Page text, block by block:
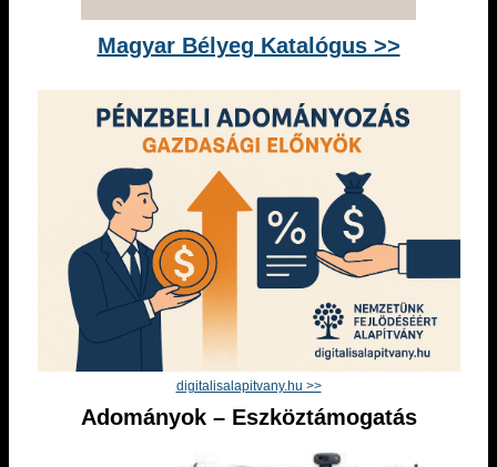
Magyar Bélyeg Katalógus >>
digitalisalapitvany.hu >>
Adományok – Eszköztámogatás